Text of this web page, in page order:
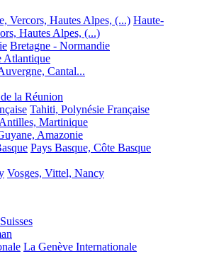
Vercors, Hautes Alpes, (...) Haute-
Hautes Alpes, (...)
Bretagne - Normandie
Atlantique
Cantal...
la Réunion
Tahiti, Polynésie Française
Antilles, Martinique
Amazonie
Pays Basque, Côte Basque
Vosges, Vittel, Nancy
La Genève Internationale